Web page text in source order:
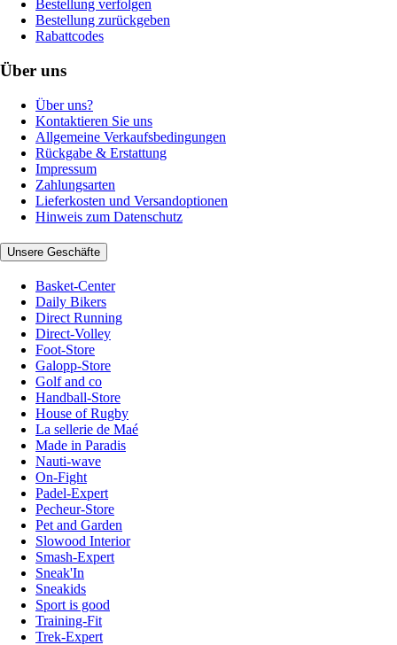
Bestellung verfolgen
Bestellung zurückgeben
Rabattcodes
Über uns
Über uns?
Kontaktieren Sie uns
Allgemeine Verkaufsbedingungen
Rückgabe & Erstattung
Impressum
Zahlungsarten
Lieferkosten und Versandoptionen
Hinweis zum Datenschutz
Unsere Geschäfte
Basket-Center
Daily Bikers
Direct Running
Direct-Volley
Foot-Store
Galopp-Store
Golf and co
Handball-Store
House of Rugby
La sellerie de Maé
Made in Paradis
Nauti-wave
On-Fight
Padel-Expert
Pecheur-Store
Pet and Garden
Slowood Interior
Smash-Expert
Sneak'In
Sneakids
Sport is good
Training-Fit
Trek-Expert